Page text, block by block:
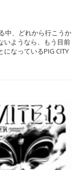
中、どれから行こうか
いようなら、もう目前
なっているPIG CITY